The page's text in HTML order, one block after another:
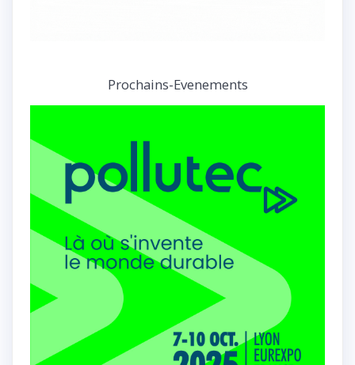
Prochains-Evenements